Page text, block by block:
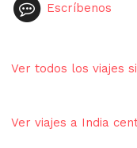
Escríbenos
Ver todos los viajes
Ver viajes a India